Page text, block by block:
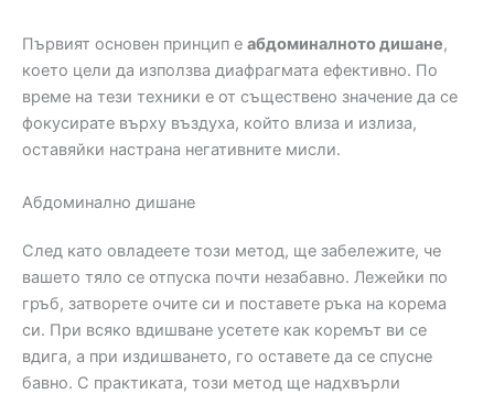
Първият основен принцип е абдоминалното дишане,
което цели да използва диафрагмата ефективно. По
време на тези техники е от съществено значение да се
фокусирате върху въздуха, който влиза и излиза,
оставяйки настрана негативните мисли.
Абдоминално дишане
След като овладеете този метод, ще забележите, че
вашето тяло се отпуска почти незабавно. Лежейки по
гръб, затворете очите си и поставете ръка на корема
си. При всяко вдишване усетете как коремът ви се
вдига, а при издишването, го оставете да се спусне
бавно. С практиката, този метод ще надхвърли